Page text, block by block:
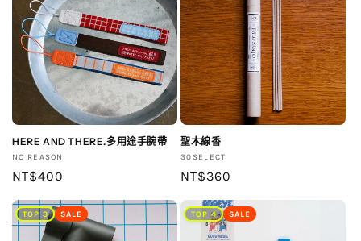
HERE AND THERE.多用途手腕帶
廠
商：
NO REASON
定
NT$400
聖木線香
廠
商：
30SELECT
定
NT$360
TOP 3 SALE TOP 4 SALE